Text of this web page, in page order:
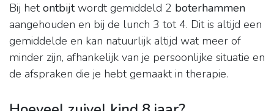
Bij hetontbijtwordt gemiddeld 2 boterhammen
aangehouden en bij de lunch 3 tot 4. Dit is altijd een
gemiddelde en kan natuurlijk altijd wat meer of
minder zijn, afhankelijk van je persoonlijke situatie en
de afspraken die je hebt gemaakt in therapie.